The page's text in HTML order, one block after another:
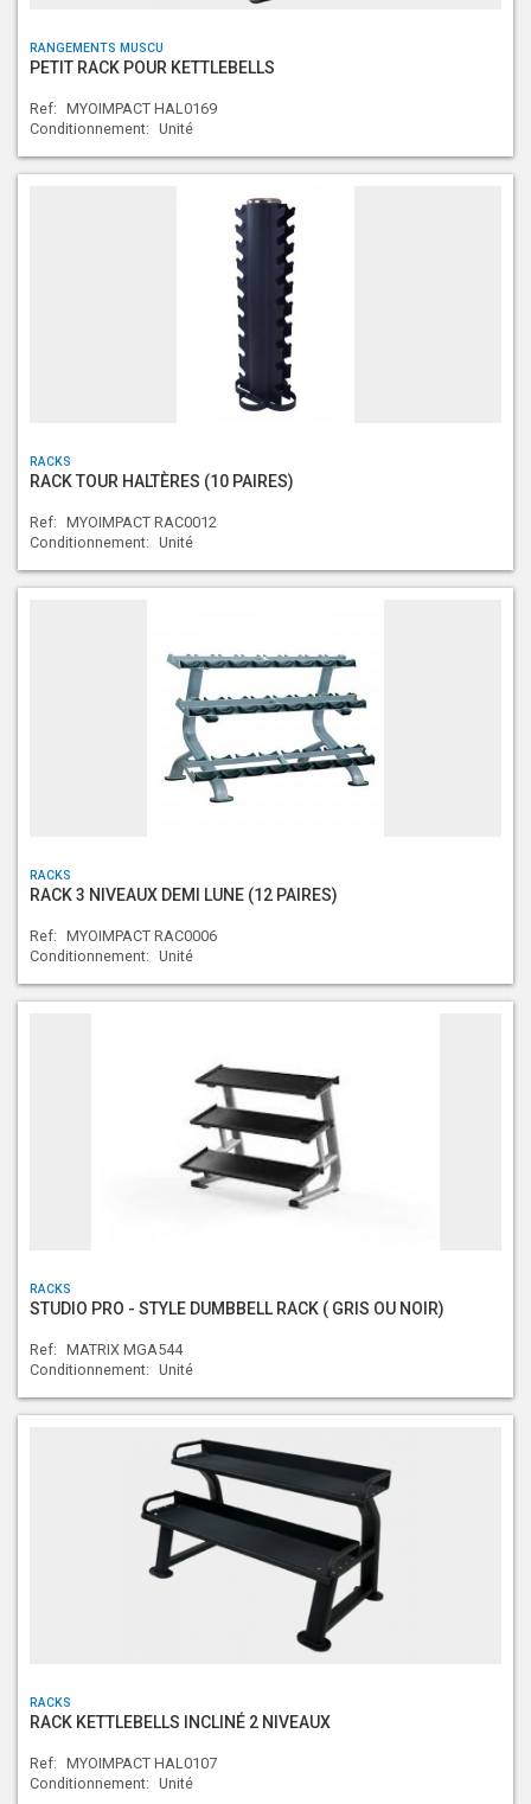
RANGEMENTS MUSCU
PETIT RACK POUR KETTLEBELLS
Ref: MYOIMPACT HAL0169
Conditionnement: Unité
RACKS
RACK TOUR HALTÈRES (10 PAIRES)
Ref: MYOIMPACT RAC0012
Conditionnement: Unité
RACKS
RACK 3 NIVEAUX DEMI LUNE (12 PAIRES)
Ref: MYOIMPACT RAC0006
Conditionnement: Unité
RACKS
STUDIO PRO - STYLE DUMBBELL RACK ( GRIS OU NOIR)
Ref: MATRIX MGA544
Conditionnement: Unité
RACKS
RACK KETTLEBELLS INCLINÉ 2 NIVEAUX
Ref: MYOIMPACT HAL0107
Conditionnement: Unité